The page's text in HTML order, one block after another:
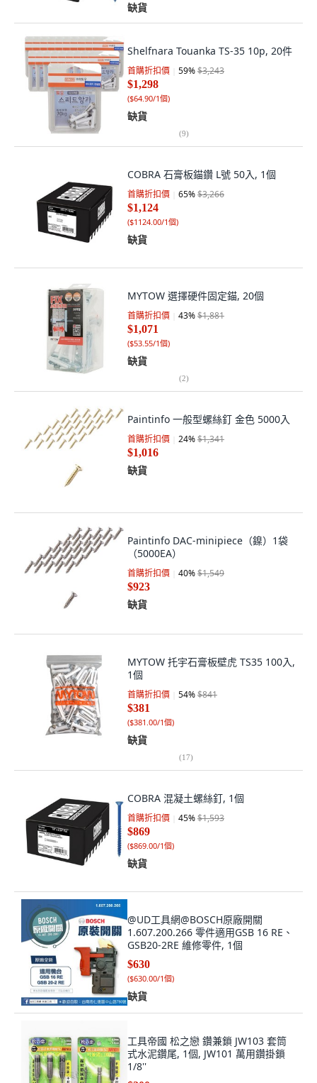
缺貨
Shelfnara Touanka TS-35 10p, 20件
首購折扣價 59%$3,243
$1,298
($64.90/1個)
缺貨
(9)
COBRA 石膏板錨鑽 L號 50入, 1個
首購折扣價 65%$3,266
$1,124
($1124.00/1個)
缺貨
MYTOW 選擇硬件固定錨, 20個
首購折扣價 43%$1,881
$1,071
($53.55/1個)
缺貨
(2)
Paintinfo 一般型螺絲釘 金色 5000入
首購折扣價 24%$1,341
$1,016
缺貨
Paintinfo DAC-minipiece（鎳）1袋
（5000EA）
首購折扣價 40%$1,549
$923
缺貨
MYTOW 托宇石膏板壁虎 TS35 100入,
1個
首購折扣價 54%$841
$381
($381.00/1個)
缺貨
(17)
COBRA 混凝土螺絲釘, 1個
首購折扣價 45%$1,593
$869
($869.00/1個)
缺貨
@UD工具網@BOSCH原廠開關
1.607.200.266 零件適用GSB 16 RE、
GSB20-2RE 維修零件, 1個
$630
($630.00/1個)
缺貨
工具帝國 松之戀 鑽兼鎖 JW103 套筒
式水泥鑽尾, 1個, JW101 萬用鑽掛鎖
1/8''